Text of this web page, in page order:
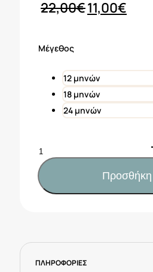
22,00€Original
11,00€
Μέγεθος
12 μηνών
18 μηνών
24 μηνών
Mayoral
Βερμούδα
τζιν
μωρό
Κωδ.
ποσότητα
Προσθήκη
ΠΛΗΡΟΦΟΡΙΕΣ